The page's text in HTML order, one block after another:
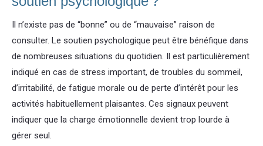
Il n’existe pas de “bonne” ou de “mauvaise” raison de
consulter. Le soutien psychologique peut être bénéfique dans
de nombreuses situations du quotidien. Il est particulièrement
indiqué en cas de stress important, de troubles du sommeil,
d’irritabilité, de fatigue morale ou de perte d’intérêt pour les
activités habituellement plaisantes. Ces signaux peuvent
indiquer que la charge émotionnelle devient trop lourde à
gérer seul.